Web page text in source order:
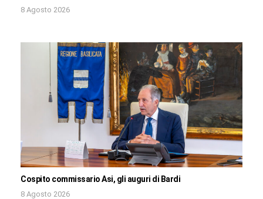
8 Agosto 2026
Cospito commissario Asi, gli auguri di Bardi
8 Agosto 2026